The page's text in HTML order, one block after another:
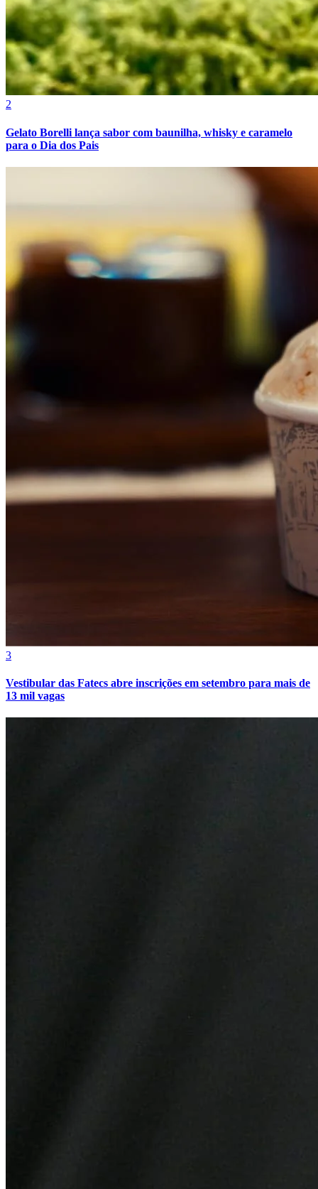
Cruzeiro
2
Gelato Borelli lança sabor com baunilha, whisky e caramelo
para o Dia dos Pais
3
Vestibular das Fatecs abre inscrições em setembro para mais de
13 mil vagas